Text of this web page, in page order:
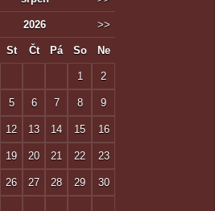
2026 >>
St Čt Pá So Ne
1 2
5 6 7 8 9
12 13 14 15 16
19 20 21 22 23
26 27 28 29 30